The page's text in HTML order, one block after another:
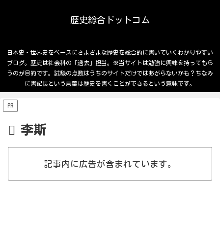
歴史総合ドットコム
日本史・世界史をベースにさまざまな歴史を総合的に書いていくわかりやすい
ブログ。歴史は社会科の「過去」担当。※当サイトは勉強に興味を持ってもら
うのが目的です。試験の点数はうちのサイトだけではあがらないかも？ちなみ
に書記長という言葉は歴史を書くことができるという意味です。
PR
李斯
記事内に広告が含まれています。